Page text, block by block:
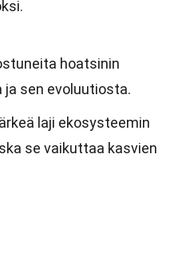
hoatsinin
sen evoluutiosta.
laji ekosysteemin
se vaikuttaa kasvien